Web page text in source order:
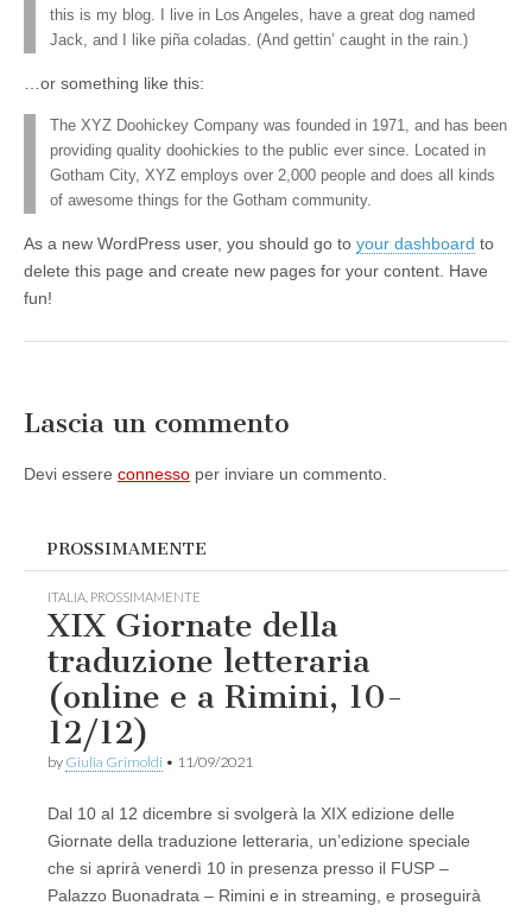
this is my blog. I live in Los Angeles, have a great dog named
Jack, and I like piña coladas. (And gettin’ caught in the rain.)
…or something like this:
The XYZ Doohickey Company was founded in 1971, and has been
providing quality doohickies to the public ever since. Located in
Gotham City, XYZ employs over 2,000 people and does all kinds
of awesome things for the Gotham community.
As a new WordPress user, you should go to your dashboard to
delete this page and create new pages for your content. Have
fun!
Lascia un commento
Devi essere connesso per inviare un commento.
PROSSIMAMENTE
ITALIA PROSSIMAMENTE
XIX Giornate della
traduzione letteraria
(online e a Rimini, 10-
12/12)
by Giulia Grimoldi • 11/09/2021
Dal 10 al 12 dicembre si svolgerà la XIX edizione delle
Giornate della traduzione letteraria, un’edizione speciale
che si aprirà venerdì 10 in presenza presso il FUSP –
Palazzo Buonadrata – Rimini e in streaming, e proseguirà